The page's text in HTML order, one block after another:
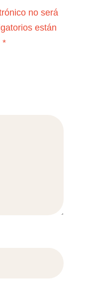
no será
están
*